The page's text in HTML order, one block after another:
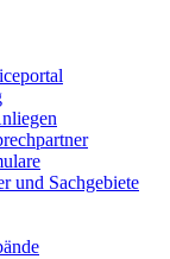
und Sachgebiete